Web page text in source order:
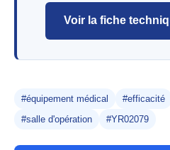
Voir la fiche
#équipement médical #efficacité
#salle d'opération
#YR02079